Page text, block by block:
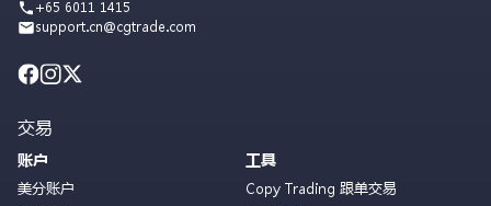
+65 6011 1415
support.cn@cgtrade.com
交易
账户
美分账户
工具
Copy Trading 跟单交易